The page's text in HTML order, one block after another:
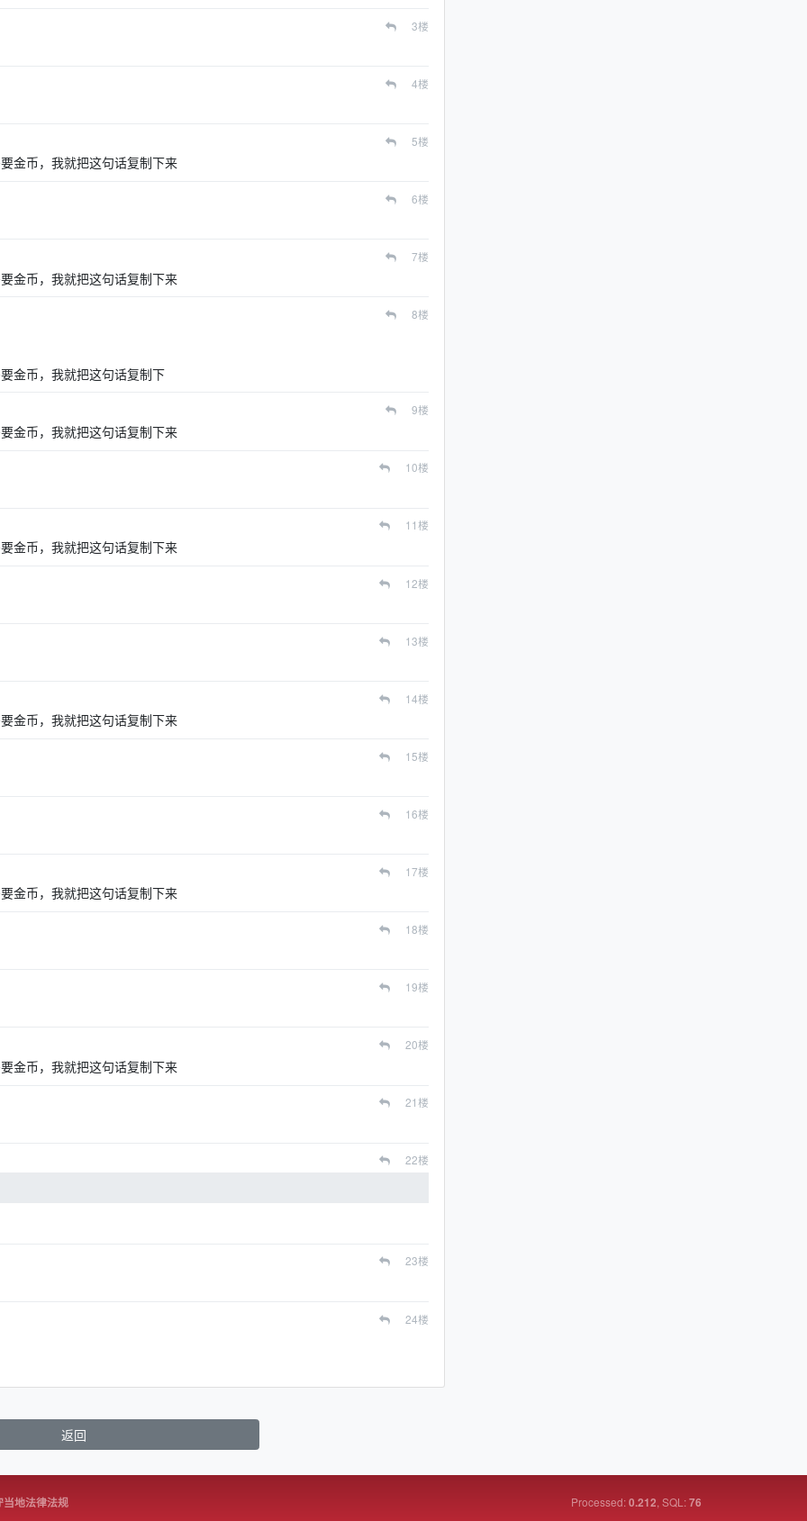
3楼
4楼
5楼
金币，我就把这句话复制下来
6楼
7楼
金币，我就把这句话复制下来
8楼
金币，我就把这句话复制下
9楼
金币，我就把这句话复制下来
10楼
11楼
金币，我就把这句话复制下来
12楼
13楼
14楼
金币，我就把这句话复制下来
15楼
16楼
17楼
金币，我就把这句话复制下来
18楼
19楼
20楼
金币，我就把这句话复制下来
21楼
22楼
23楼
24楼
返回
地法律法规 Processed:0.212, SQL:76